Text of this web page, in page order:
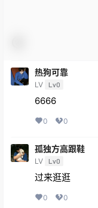
热狗可靠
LV Lv0
6666
0 0
孤独方高跟鞋
LV Lv0
过来逛逛
0 0